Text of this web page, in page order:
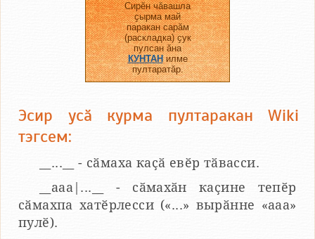
Сирӗн чӑвашла
ҫырма май
паракан сарӑм
(раскладка) ҫук
пулсан ӑна
КУНТАНилме
пултаратӑр.
Эсир усӑ курма пултаракан Wiki
тэгсем:
__...__ - сӑмаха каҫӑ евӗр тӑвасси.
__aaa|...__ - сӑмахӑн каҫине тепӗр
сӑмахпа хатӗрлесси («...» вырӑнне «ааа»
пулӗ).